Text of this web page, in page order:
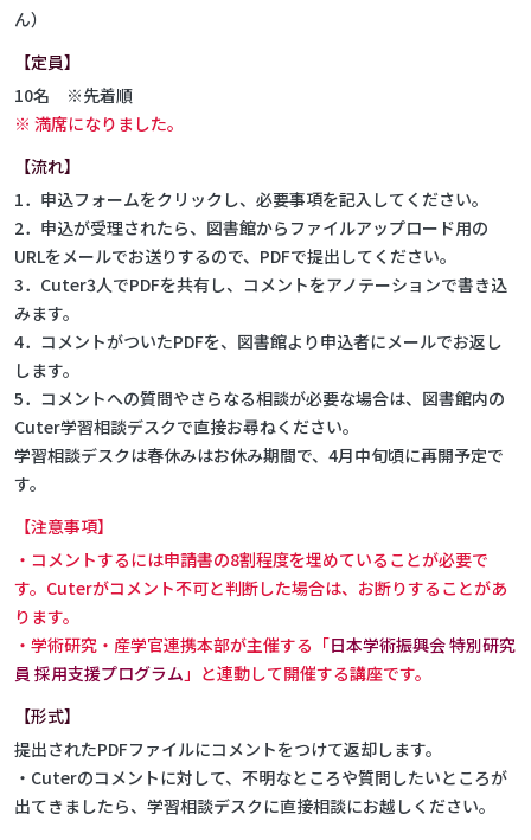
ん）
【定員】
10名 ※先着順
※ 満席になりました。
【流れ】
1．申込フォームをクリックし、必要事項を記入してください。
2．申込が受理されたら、図書館からファイルアップロード用の
URLをメールでお送りするので、PDFで提出してください。
3．Cuter3人でPDFを共有し、コメントをアノテーションで書き込
みます。
4．コメントがついたPDFを、図書館より申込者にメールでお返し
します。
5．コメントへの質問やさらなる相談が必要な場合は、図書館内の
Cuter学習相談デスクで直接お尋ねください。
学習相談デスクは春休みはお休み期間で、4月中旬頃に再開予定で
す。
【注意事項】
・コメントするには申請書の8割程度を埋めていることが必要で
す。Cuterがコメント不可と判断した場合は、お断りすることがあ
ります。
・学術研究・産学官連携本部が主催する「日本学術振興会 特別研究
員 採用支援プログラム」と連動して開催する講座です。
【形式】
提出されたPDFファイルにコメントをつけて返却します。
・Cuterのコメントに対して、不明なところや質問したいところが
出てきましたら、学習相談デスクに直接相談にお越しください。